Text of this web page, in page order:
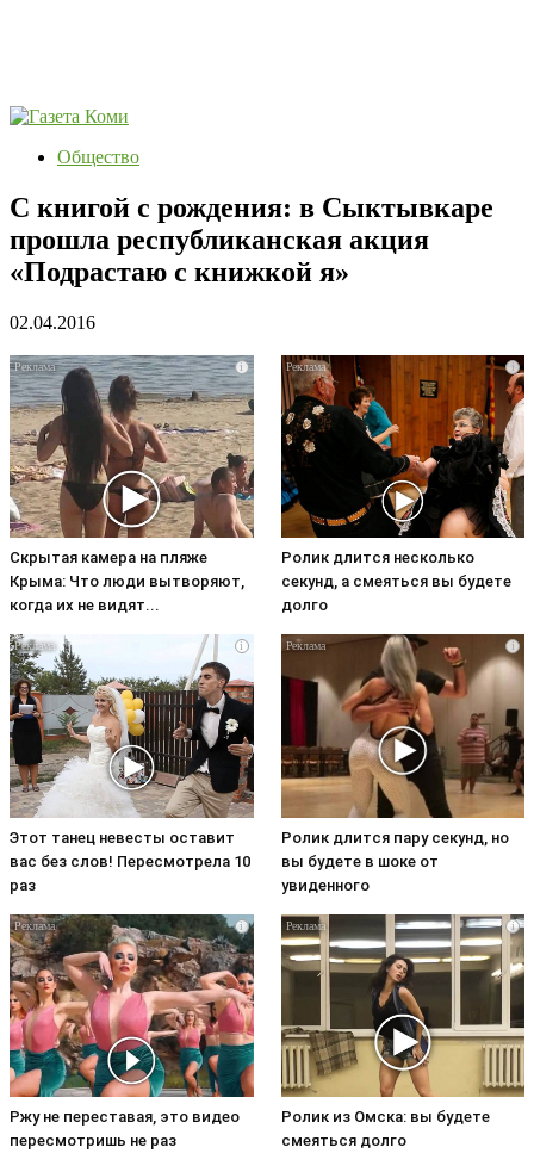
Общество
С книгой с рождения: в Сыктывкаре
прошла республиканская акция
«Подрастаю с книжкой я»
02.04.2016
i
Скрытая камера на пляже
Крыма: Что люди вытворяют,
когда их не видят...
i
Ролик длится несколько
секунд, а смеяться вы будете
долго
i
Этот танец невесты оставит
вас без слов! Пересмотрела 10
раз
i
Ролик длится пару секунд, но
вы будете в шоке от
увиденного
i
Ржу не переставая, это видео
пересмотришь не раз
i
Ролик из Омска: вы будете
смеяться долго